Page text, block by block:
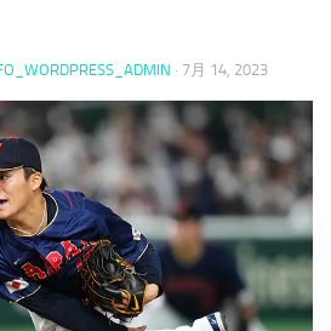
· 7月 14, 2023